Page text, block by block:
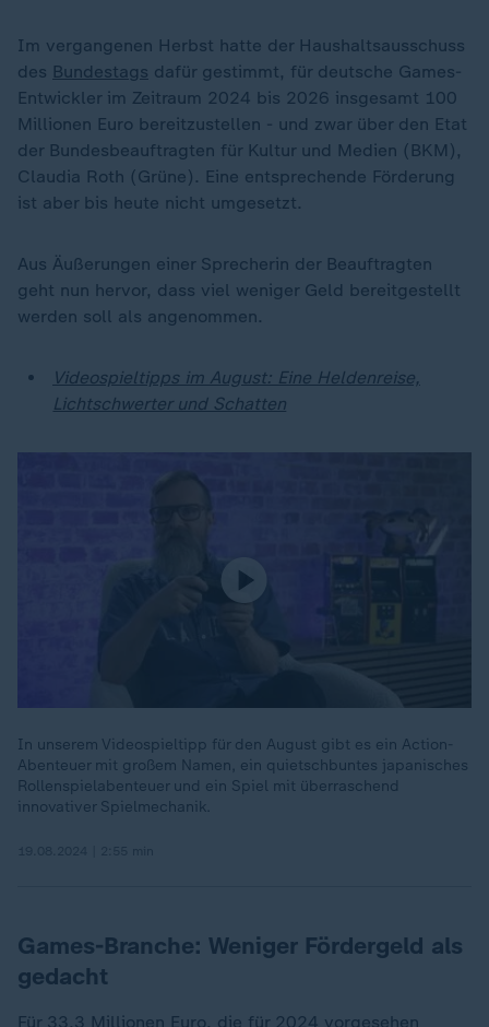
Im vergangenen Herbst hatte der Haushaltsausschuss
des Bundestags dafür gestimmt, für deutsche Games-
Entwickler im Zeitraum 2024 bis 2026 insgesamt 100
Millionen Euro bereitzustellen - und zwar über den Etat
der Bundesbeauftragten für Kultur und Medien (BKM),
Claudia Roth (Grüne). Eine entsprechende Förderung
ist aber bis heute nicht umgesetzt.
Aus Äußerungen einer Sprecherin der Beauftragten
geht nun hervor, dass viel weniger Geld bereitgestellt
werden soll als angenommen.
Videospieltipps im August: Eine Heldenreise,
Lichtschwerter und Schatten
In unserem Videospieltipp für den August gibt es ein Action-
Abenteuer mit großem Namen, ein quietschbuntes japanisches
Rollenspielabenteuer und ein Spiel mit überraschend
innovativer Spielmechanik.
Games-Branche: Weniger Fördergeld als
gedacht
Für 33,3 Millionen Euro, die für 2024 vorgesehen